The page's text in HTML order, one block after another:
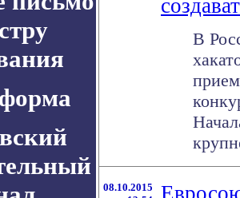
В
08.10.2015